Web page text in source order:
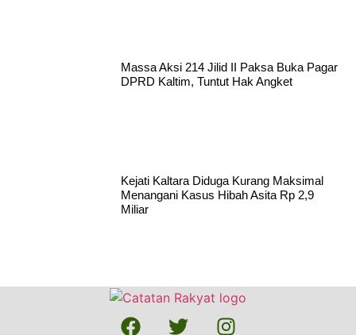
Massa Aksi 214 Jilid II Paksa Buka Pagar
DPRD Kaltim, Tuntut Hak Angket
Kejati Kaltara Diduga Kurang Maksimal
Menangani Kasus Hibah Asita Rp 2,9
Miliar